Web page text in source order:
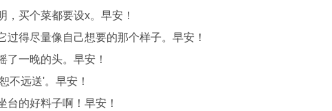
，买个菜都要设x。早安！
得尽量像自己想要的那个样子。早安！
了一晚的头。早安！
不远送'。早安！
台的好料子啊！早安！